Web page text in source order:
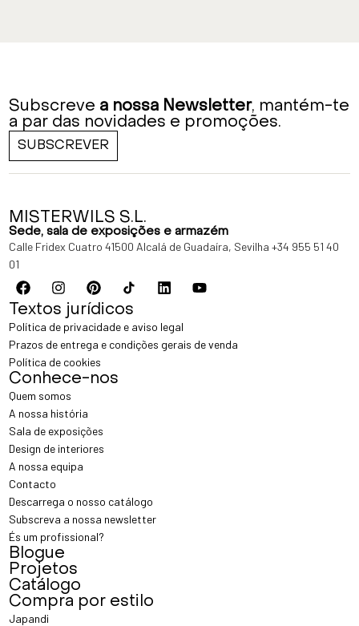
Subscreve a nossa Newsletter, mantém-te
a par das novidades e promoções.
SUBSCREVER
MISTERWILS S.L.
Sede, sala de exposições e armazém
Calle Fridex Cuatro 41500 Alcalá de Guadaíra, Sevilha +34 955 51 40
01
Textos jurídicos
Política de privacidade e aviso legal
Prazos de entrega e condições gerais de venda
Política de cookies
Conhece-nos
Quem somos
A nossa história
Sala de exposições
Design de interiores
A nossa equipa
Contacto
Descarrega o nosso catálogo
Subscreva a nossa newsletter
És um profissional?
Blogue
Projetos
Catálogo
Compra por estilo
Japandi